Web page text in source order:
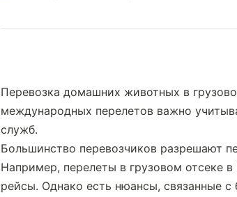
Перевозка домашних животных в
международных перелетов важно
служб.
Большинство перевозчиков разрешают
Например, перелеты в грузовом отсеке
рейсы. Однако есть нюансы, связанные